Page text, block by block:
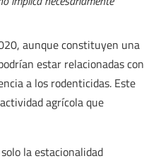
aunque constituyen una
estar relacionadas con
a los rodenticidas. Este
agrícola que
la estacionalidad